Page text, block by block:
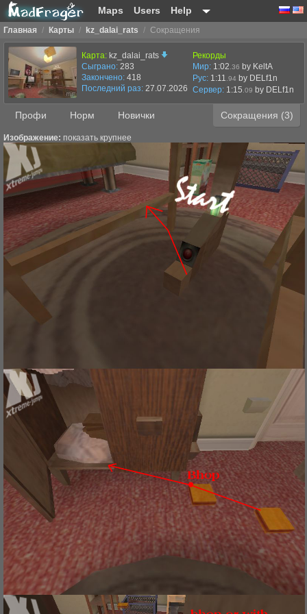
Maps Users Help
Главная / Карты / kz_dalai_rats / Сокращения
Карта: kz_dalai_rats
Сыграно: 283
Закончено: 418
Последний раз: 27.07.2026 в 19:02
Рекорды
Мир: 1:02 .36 by KeltA
Рус: 1:11 .94 by DELf1n
Сервер: 1:15 .09 by DELf1n
Профи Норм Новички Сокращения (3)
Изображение: показать крупнее